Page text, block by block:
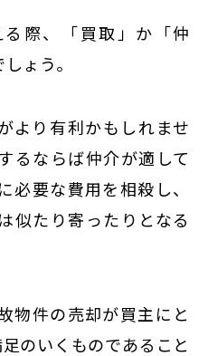
際、「買取」か「仲
ょう。
より有利かもしれませ
るならば仲介が適して
必要な費用を相殺し、
似たり寄ったりとなる
物件の売却が買主にと
のいくものであること